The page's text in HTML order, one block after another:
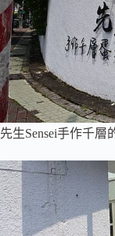
先生Sensei手作千層